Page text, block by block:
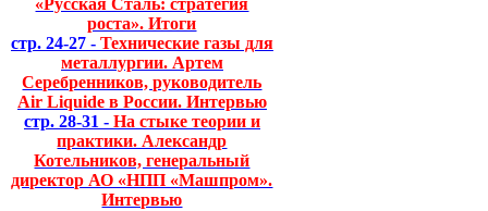
«Русская Сталь: стратегия
роста». Итоги
стр. 24-27 - Технические газы для
металлургии. Артем
Серебренников, руководитель
Air Liquide в России. Интервью
стр. 28-31 - На стыке теории и
практики. Александр
Котельников, генеральный
директор АО «НПП «Машпром».
Интервью